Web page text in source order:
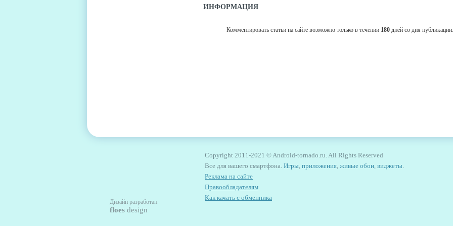
ИНФОРМАЦИЯ
Комментировать статьи на сайте возможно только в течении 180дней со дня публикации.
Дизайн разработан
floes design
Copyright 2011-2021 © Android-tornado.ru. All Rights Reserved
Все для вашего смартфона. Игры, приложения, живые обои, виджеты.
Реклама на сайте
Правообладателям
Как качать с обменника